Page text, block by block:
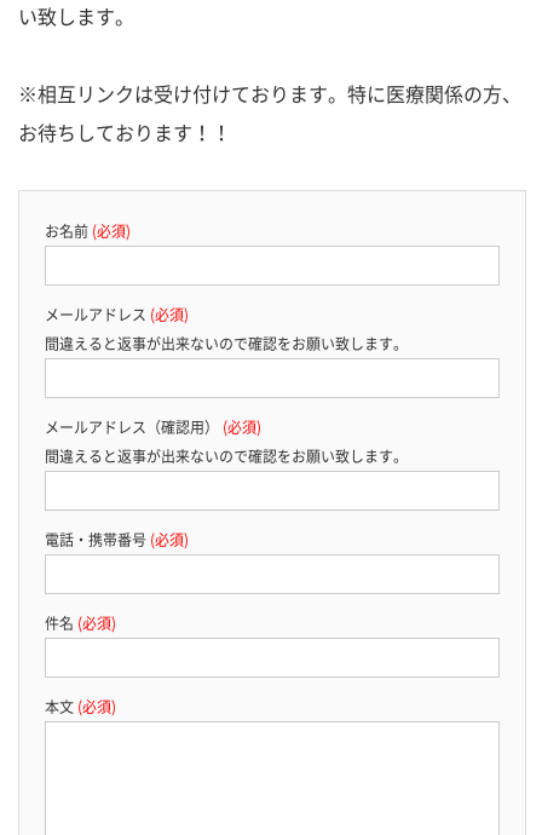
い致します。
※相互リンクは受け付けております。特に医療関係の方、
お待ちしております！！
お名前 (必須)
メールアドレス (必須)
間違えると返事が出来ないので確認をお願い致します。
メールアドレス（確認用） (必須)
間違えると返事が出来ないので確認をお願い致します。
電話・携帯番号 (必須)
件名 (必須)
本文 (必須)